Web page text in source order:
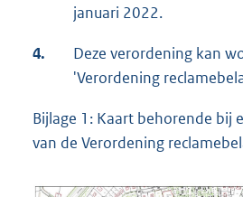
januari 2022.
4.
Deze verordening kan
'Verordening
Bijlage 1: Kaart behorende bij
van de Verordening